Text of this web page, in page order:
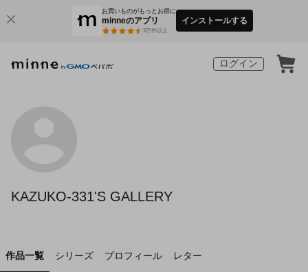
お買いものがもっとお得に
minneのアプリ
3万件以上
インストールする
ログイン
KAZUKO-331'S GALLERY
作品一覧 シリーズ プロフィール レター